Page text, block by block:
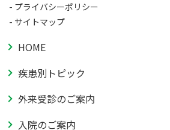
プライバシーポリシー
サイトマップ
HOME
疾患別トピック
外来受診のご案内
入院のご案内